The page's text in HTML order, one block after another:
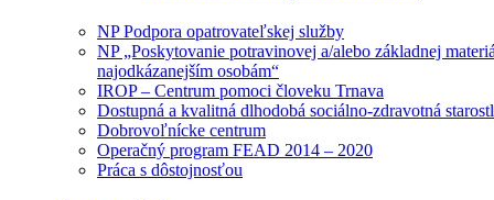
NP Podpora opatrovateľskej služby
NP „Poskytovanie potravinovej a/alebo základnej
najodkázanejším osobám“
IROP – Centrum pomoci človeku Trnava
Dostupná a kvalitná dlhodobá sociálno-zdravotná
Dobrovoľnícke centrum
Operačný program FEAD 2014 – 2020
Práca s dôstojnosťou